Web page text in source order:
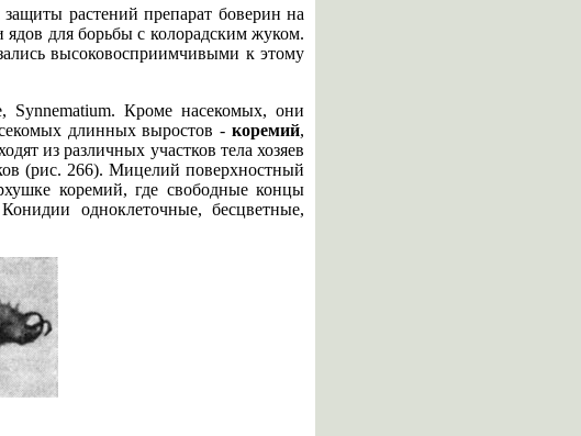
растений препарат боверин на
ядов для борьбы с колорадским жуком.
высоковосприимчивыми к этому
Synnematium. Кроме насекомых, они
длинных выростов - коремий,
из различных участков тела хозяев
(рис. 266). Мицелий поверхностный
коремий, где свободные концы
одноклеточные, бесцветные,